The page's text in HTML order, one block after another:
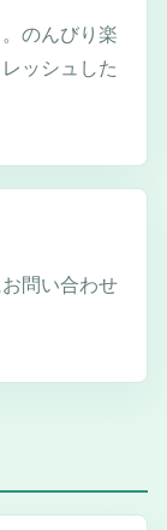
のんびり楽
ッシュした
問い合わせ